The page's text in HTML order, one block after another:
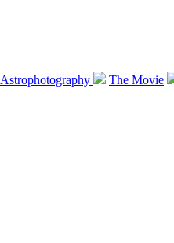
Astrophotography The Movie